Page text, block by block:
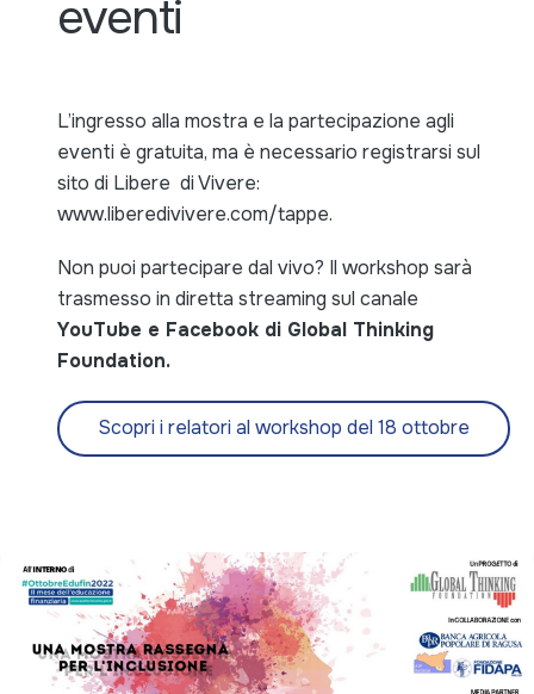
eventi
L’ingresso alla mostra e la partecipazione agli
eventi è gratuita, ma è necessario registrarsi sul
sito di Libere di Vivere:
www.liberedivivere.com/tappe.
Non puoi partecipare dal vivo? Il workshop sarà
trasmesso in diretta streaming sul canale
YouTube e Facebook di Global Thinking
Foundation.
Scopri i relatori al workshop del 18 ottobre